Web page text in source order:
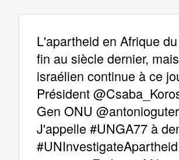
L'apartheid en Afrique
fin au siècle dernier,
israélien continue à ce
Président
Gen ONU
J'appelle #UNGA77 à